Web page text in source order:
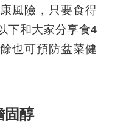
風險，只要食得
下和大家分享食4
也可預防盆菜健
固醇